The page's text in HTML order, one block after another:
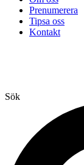
Prenumerera
Tipsa oss
Kontakt
Sök